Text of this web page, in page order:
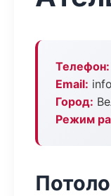
Телефон:
Email:
Город:
Режим